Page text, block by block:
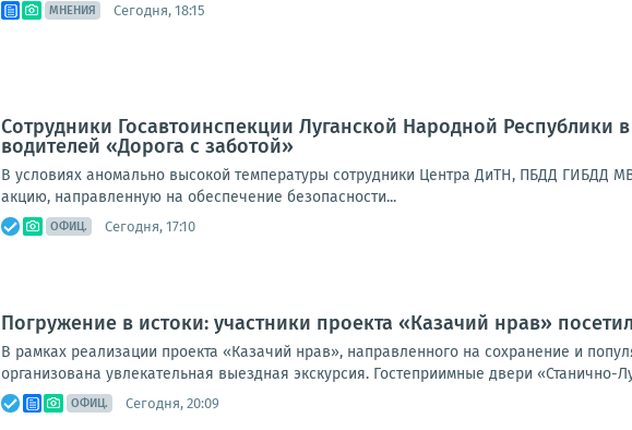
МНЕНИЯ Сегодня, 18:15
Сотрудники Госавтоинспекции Луганской Народной
водителей «Дорога с заботой»
В условиях аномально высокой температуры сотрудники Центра ДиТН, ПБДД ГИБДД
акцию, направленную на обеспечение безопасности...
ОФИЦ. Сегодня, 17:10
Погружение в истоки: участники проекта «Казачий нрав»
В рамках реализации проекта «Казачий нрав», направленного на сохранение и
организована увлекательная выездная экскурсия. Гостеприимные двери «Станично-
ОФИЦ. Сегодня, 20:09